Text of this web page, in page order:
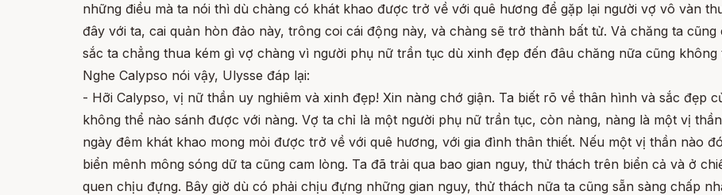
những điều mà ta nói thì dù chàng có khát khao được trở về với quê hương để gặp lại người vợ vô vàn
đây với ta, cai quản hòn đảo này, trông coi cái động này, và chàng sẽ trở thành bất tử. Vả chăng ta
sắc ta chẳng thua kém gì vợ chàng vì người phụ nữ trần tục dù xinh đẹp đến đâu chăng nữa cũng
Nghe Calypso nói vậy, Ulysse đáp lại:
- Hỡi Calypso, vị nữ thần uy nghiêm và xinh đẹp! Xin nàng chớ giận. Ta biết rõ về thân hình và sắc đẹp
không thể nào sánh được với nàng. Vợ ta chỉ là một người phụ nữ trần tục, còn nàng, nàng là một vị
ngày đêm khát khao mong mỏi được trở về với quê hương, với gia đình thân thiết. Nếu một vị thần nào
biển mênh mông sóng dữ ta cũng cam lòng. Ta đã trải qua bao gian nguy, thử thách trên biển cả và ở
quen chịu đựng. Bây giờ dù có phải chịu đựng những gian nguy, thử thách nữa ta cũng sẵn sàng chấp